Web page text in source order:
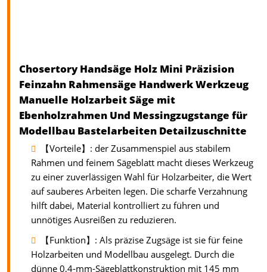
Chosertory Handsäge Holz Mini Präzision
Feinzahn Rahmensäge Handwerk Werkzeug
Manuelle Holzarbeit Säge mit
Ebenholzrahmen Und Messingzugstange für
Modellbau Bastelarbeiten Detailzuschnitte
【Vorteile】: der Zusammenspiel aus stabilem
Rahmen und feinem Sägeblatt macht dieses Werkzeug
zu einer zuverlässigen Wahl für Holzarbeiter, die Wert
auf sauberes Arbeiten legen. Die scharfe Verzahnung
hilft dabei, Material kontrolliert zu führen und
unnötiges Ausreißen zu reduzieren.
【Funktion】: Als präzise Zugsäge ist sie für feine
Holzarbeiten und Modellbau ausgelegt. Durch die
dünne 0,4-mm-Sägeblattkonstruktion mit 145 mm